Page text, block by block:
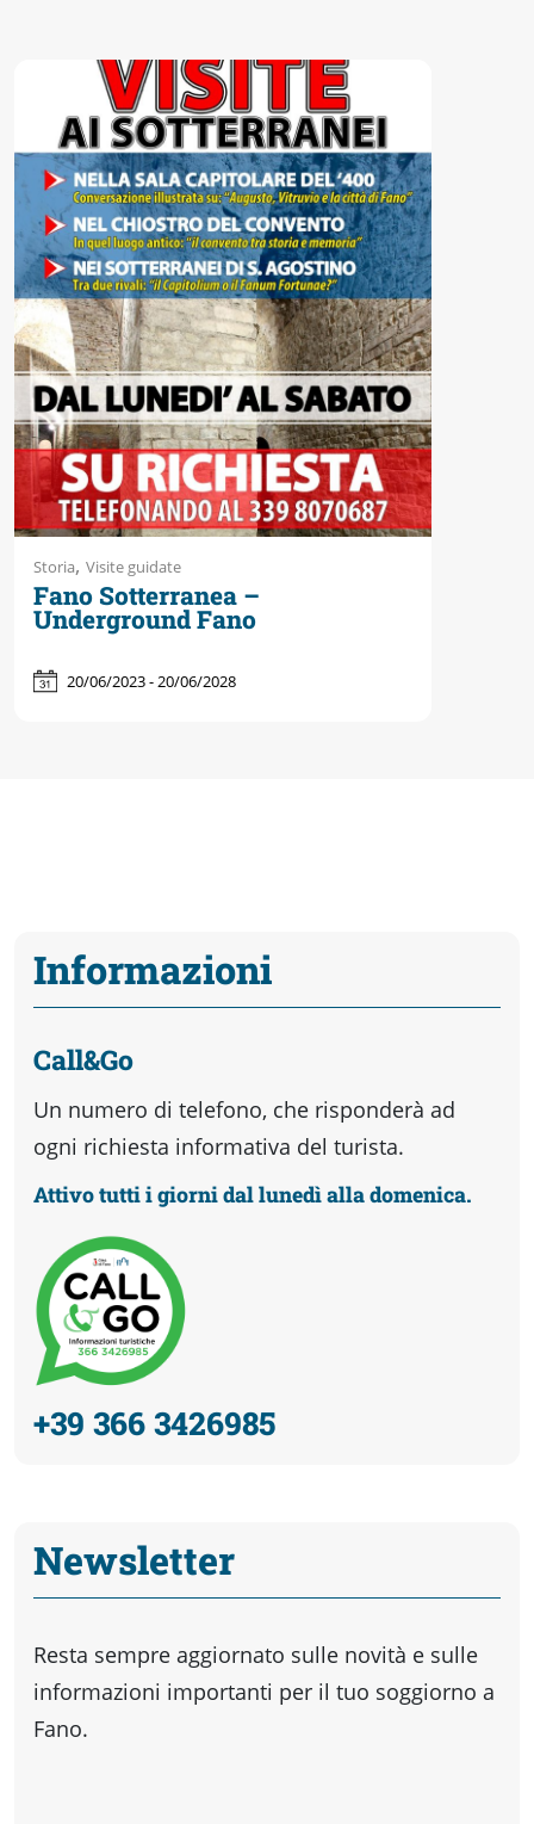
Storia, Visite guidate
Fano Sotterranea –
Underground Fano
20/06/2023 - 20/06/2028
Informazioni
Call&Go
Un numero di telefono, che risponderà ad
ogni richiesta informativa del turista.
Attivo tutti i giorni dal lunedì alla domenica.
+39 366 3426985
Newsletter
Resta sempre aggiornato sulle novità e sulle
informazioni importanti per il tuo soggiorno a
Fano.